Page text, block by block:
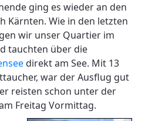
ging es wieder an den
Kärnten. Wie in den letzten
wir unser Quartier im
tauchten über die
direkt am See. Mit 13
war der Ausflug gut
reisten schon unter der
Freitag Vormittag.